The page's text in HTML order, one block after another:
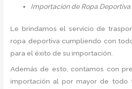
Importación de Ropa Deportiva
Le brindamos el servicio de
ropa deportiva cumpliendo con
para el éxito de su importación.
Además de esto, contamos con
importación al por mayor de todo